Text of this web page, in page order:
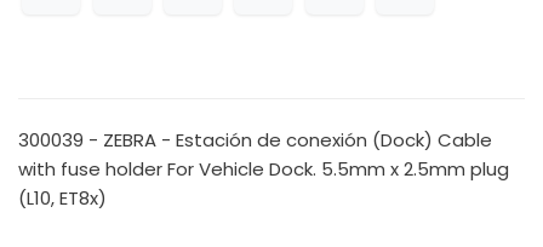
300039 - ZEBRA - Estación de conexión (Dock) Cable
with fuse holder For Vehicle Dock. 5.5mm x 2.5mm plug
(L10, ET8x)